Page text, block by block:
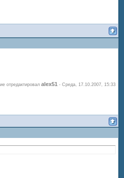
отредактировал alex51 - Среда, 17.10.2007, 15:33